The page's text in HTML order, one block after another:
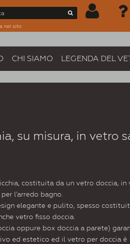
nel sito
CHI SIAMO LEGENDA DEL
su misura, in vetro
costituita da un vetro doccia, in
l'arredo bagno.
elegante e pulito, spesso
vetro fisso doccia.
oppure box doccia a parete)
ed estetico ed il vetro per doccia è